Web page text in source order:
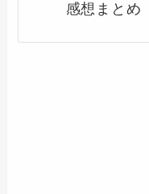
感想まとめ